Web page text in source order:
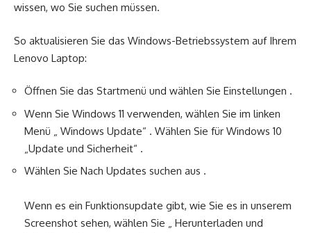
wissen, wo Sie suchen müssen.
So aktualisieren Sie das Windows-Betriebssystem auf Ihrem
Lenovo Laptop:
Öffnen Sie das Startmenü und wählen Sie Einstellungen .
Wenn Sie Windows 11 verwenden, wählen Sie im linken
Menü „ Windows Update“ . Wählen Sie für Windows 10
„Update und Sicherheit“ .
Wählen Sie Nach Updates suchen aus .
Wenn es ein Funktionsupdate gibt, wie Sie es in unserem
Screenshot sehen, wählen Sie „ Herunterladen und